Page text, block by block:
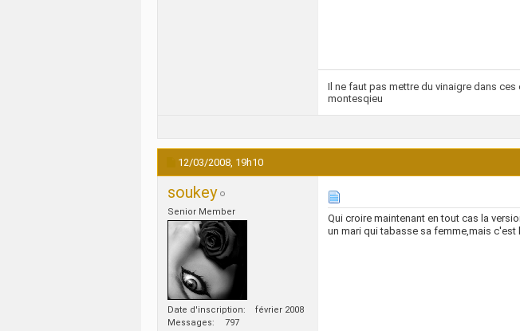
Il ne faut pas mettre du vinaigre dans ces
montesqieu
12/03/2008, 19h10
soukey
Senior Member
Date d'inscription
février 2008
Messages
797
Qui croire maintenant en tout cas la
un mari qui tabasse sa femme,mais c'est